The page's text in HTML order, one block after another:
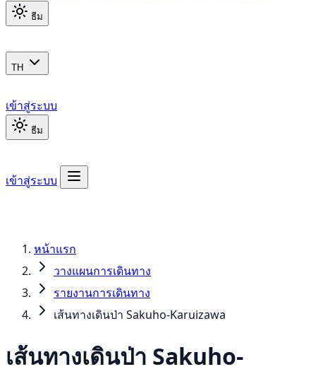
ธีม
TH
เข้าสู่ระบบ
ธีม
เข้าสู่ระบบ
หน้าแรก
วางแผนการเดินทาง
รายงานการเดินทาง
เส้นทางเดินป่า Sakuho-Karuizawa
เส้นทางเดินป่า Sakuho-